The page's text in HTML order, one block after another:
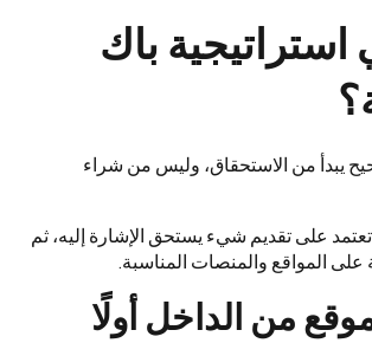
باك
يبدأ من الاستحقاق، وليس من شراء
تعتمد على تقديم شيء يستحق الإشارة إليه، ثم
على المواقع والمنصات المناسبة.